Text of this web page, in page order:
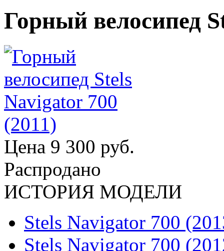
Горный велосипед
Цена 9 300 руб.
Распродано
ИСТОРИЯ МОДЕЛИ
Stels Navigator 700
Stels Navigator 700